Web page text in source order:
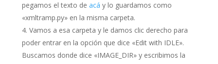
pegamos el texto de acá y lo guardamos como
«xmltramp.py» en la misma carpeta.
Vamos a esa carpeta y le damos clic derecho para
poder entrar en la opción que dice «Edit with IDLE».
Buscamos donde dice «IMAGE_DIR» y escribimos la